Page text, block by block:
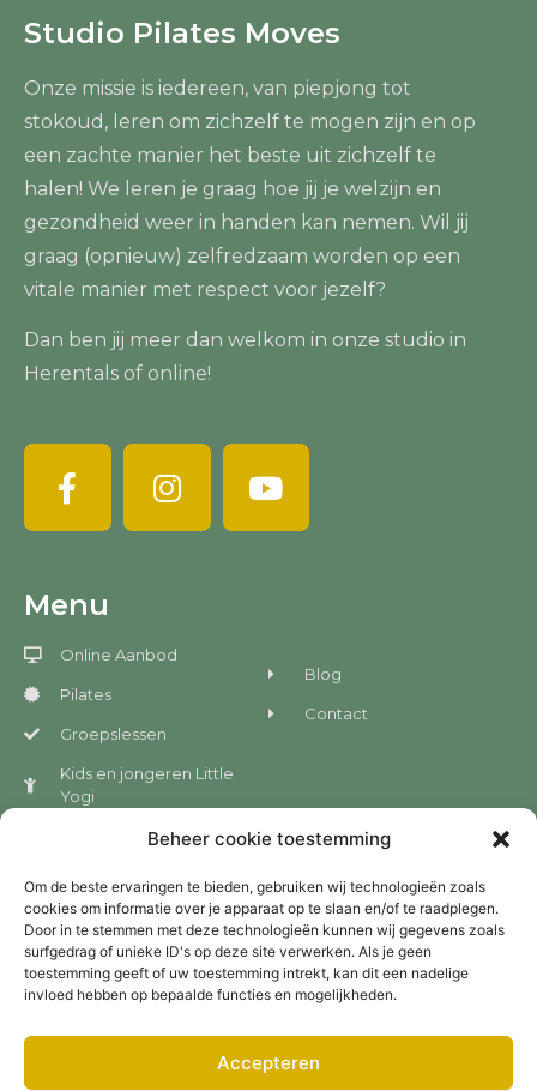
Beheer cookie toestemming
Om de beste ervaringen te bieden, gebruiken wij technologieën zoals
cookies om informatie over je apparaat op te slaan en/of te raadplegen.
Door in te stemmen met deze technologieën kunnen wij gegevens zoals
surfgedrag of unieke ID's op deze site verwerken. Als je geen
toestemming geeft of uw toestemming intrekt, kan dit een nadelige
invloed hebben op bepaalde functies en mogelijkheden.
Accepteren
Studio Pilates Moves
Onze missie is iedereen, van piepjong tot
stokoud, leren om zichzelf te mogen zijn en op
een zachte manier het beste uit zichzelf te
halen! We leren je graag hoe jij je welzijn en
gezondheid weer in handen kan nemen. Wil jij
graag (opnieuw) zelfredzaam worden op een
vitale manier met respect voor jezelf?
Dan ben jij meer dan welkom in onze studio in
Herentals of online!
Menu
Online Aanbod
Pilates
Groepslessen
Kids en jongeren Little
Yogi
B2B en scholen
Blog
Contact
Nieuwsbrief